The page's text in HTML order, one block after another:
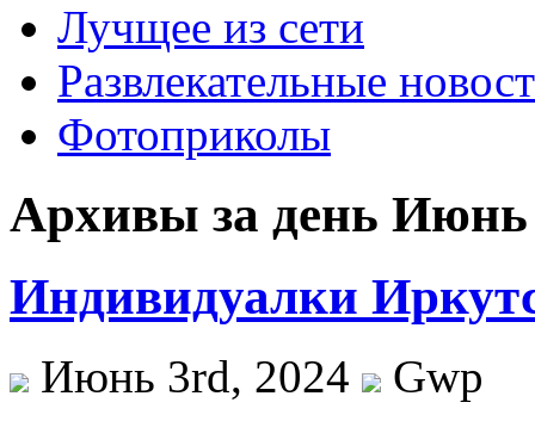
Лучщее из сети
Развлекательные
Фотоприколы
Архивы за день Июнь
Индивидуалки
Июнь 3rd, 2024
Gwp